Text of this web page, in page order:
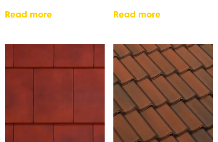
0
out
Read more
0
out
Read more